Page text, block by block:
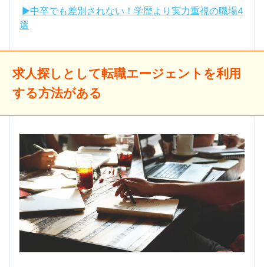
▶中卒でも差別されない！学歴より実力重視の職場4
選
求人探しとして転職エージェントを利用
する方法がある